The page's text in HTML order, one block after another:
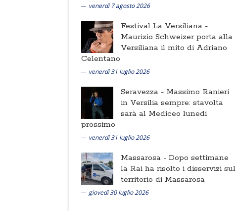
venerdì 7 agosto 2026
Festival La Versiliana -
Maurizio Schweizer porta alla
Versiliana il mito di Adriano
Celentano
venerdì 31 luglio 2026
Seravezza - Massimo Ranieri
in Versilia sempre: stavolta
sarà al Mediceo lunedi
prossimo
venerdì 31 luglio 2026
Massarosa - Dopo settimane
la Rai ha risolto i disservizi sul
territorio di Massarosa
giovedì 30 luglio 2026